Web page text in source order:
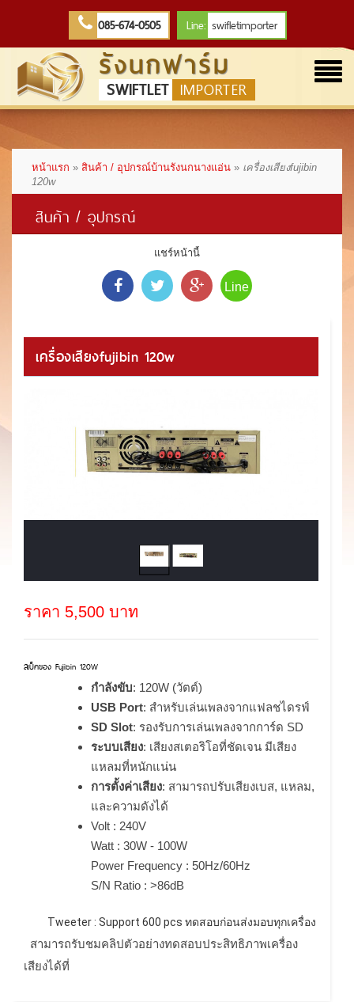
085-674-0505 Line: swifletimporter
รังนกฟาร์ม
SWIFTLET IMPORTER
หน้าแรก » สินค้า / อุปกรณ์บ้านรังนกนางแอ่น » เครื่องเสียงfujibin
120w
สินค้า / อุปกรณ์
แชร์หน้านี้
Line
เครื่องเสียงfujibin 120w
ราคา 5,500 บาท
สเป็คของ Fujibin 120W
กำลังขับ: 120W (วัตต์)
USB Port: สำหรับเล่นเพลงจากแฟลชไดรฟ์
SD Slot: รองรับการเล่นเพลงจากการ์ด SD
ระบบเสียง: เสียงสเตอริโอที่ชัดเจน มีเสียง
แหลมที่หนักแน่น
การตั้งค่าเสียง: สามารถปรับเสียงเบส, แหลม,
และความดังได้
Volt : 240V
Watt : 30W - 100W
Power Frequency : 50Hz/60Hz
S/N Ratio : >86dB
Tweeter : Support 600 pcs ทดสอบก่อนส่งมอบทุกเครื่อง
สามารถรับชมคลิปตัวอย่างทดสอบประสิทธิภาพเครื่อง
เสียงได้ที่